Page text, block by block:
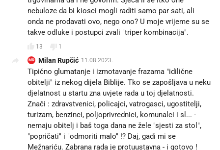
nebuloze da bi kiosci mogli raditi samo par sati, ali
onda ne prodavati ovo, nego ono? U moje vrijeme su se
takve odluke i postupci zvali "triper kombinacija".
13 1
MR Milan Rupčić 11.08.2023.
Tipično glumatanje i izmotavanje frazama "idilične
obitelji" iz nekog dijela Biblije. Tko se zapošljava u neku
djelatnost u startu zna uvjete rada u toj djelatnosti.
Znači : zdravstvenici, policajci, vatrogasci, ugostitelji,
turizam, benzinci, poljoprivrednici, komunalci i sl... -
nemaju obitelj i baš toga dana ne žele "sjesti za stol",
"popričati" i "odmoriti malo" !? Daj, gadi mi se
Mežnariću. Zabrana rada je protuustavna - i gotovo !